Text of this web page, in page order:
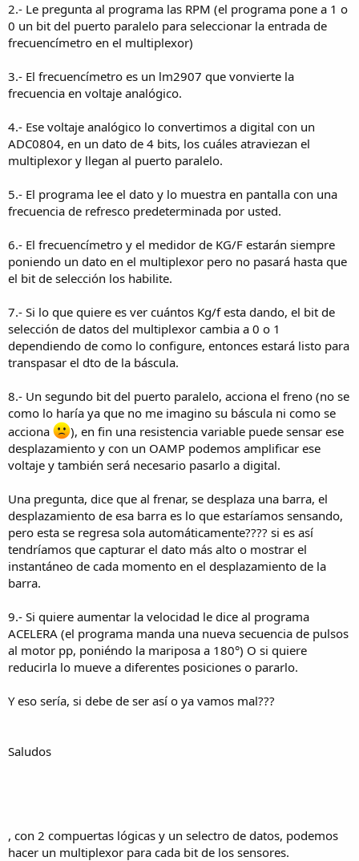
2.- Le pregunta al programa las RPM (el programa pone a 1 o
0 un bit del puerto paralelo para seleccionar la entrada de
frecuencímetro en el multiplexor)
3.- El frecuencímetro es un lm2907 que vonvierte la
frecuencia en voltaje analógico.
4.- Ese voltaje analógico lo convertimos a digital con un
ADC0804, en un dato de 4 bits, los cuáles atraviezan el
multiplexor y llegan al puerto paralelo.
5.- El programa lee el dato y lo muestra en pantalla con una
frecuencia de refresco predeterminada por usted.
6.- El frecuencímetro y el medidor de KG/F estarán siempre
poniendo un dato en el multiplexor pero no pasará hasta que
el bit de selección los habilite.
7.- Si lo que quiere es ver cuántos Kg/f esta dando, el bit de
selección de datos del multiplexor cambia a 0 o 1
dependiendo de como lo configure, entonces estará listo para
transpasar el dto de la báscula.
8.- Un segundo bit del puerto paralelo, acciona el freno (no se
como lo haría ya que no me imagino su báscula ni como se
acciona
), en fin una resistencia variable puede sensar ese
desplazamiento y con un OAMP podemos amplificar ese
voltaje y también será necesario pasarlo a digital.
Una pregunta, dice que al frenar, se desplaza una barra, el
desplazamiento de esa barra es lo que estaríamos sensando,
pero esta se regresa sola automáticamente???? si es así
tendríamos que capturar el dato más alto o mostrar el
instantáneo de cada momento en el desplazamiento de la
barra.
9.- Si quiere aumentar la velocidad le dice al programa
ACELERA (el programa manda una nueva secuencia de pulsos
al motor pp, poniéndo la mariposa a 180°) O si quiere
reducirla lo mueve a diferentes posiciones o pararlo.
Y eso sería, si debe de ser así o ya vamos mal???
Saludos
, con 2 compuertas lógicas y un selectro de datos, podemos
hacer un multiplexor para cada bit de los sensores.